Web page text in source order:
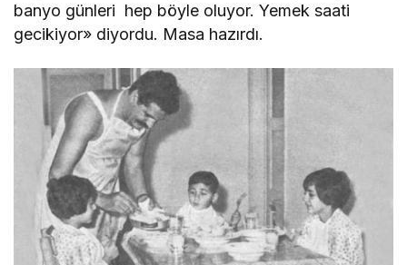
banyo günleri hep böyle oluyor. Yemek saati
gecikiyor» diyordu. Masa hazırdı.